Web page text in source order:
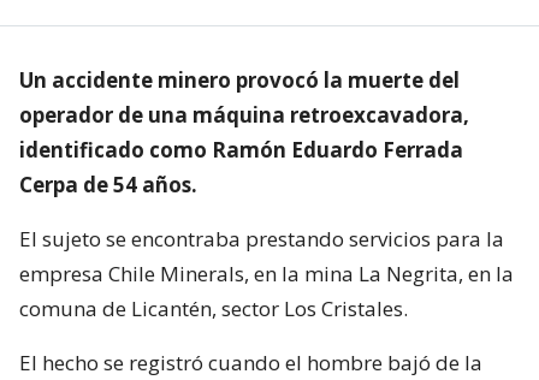
Un accidente minero provocó la muerte del
operador de una máquina retroexcavadora,
identificado como Ramón Eduardo Ferrada
Cerpa de 54 años.
El sujeto se encontraba prestando servicios para la
empresa Chile Minerals, en la mina La Negrita, en la
comuna de Licantén, sector Los Cristales.
El hecho se registró cuando el hombre bajó de la